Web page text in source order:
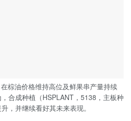
棕油价格维持高位及鲜果串产量持续
合成种植（HSPLANT，5138，主板种
，并继续看好其未来表现。